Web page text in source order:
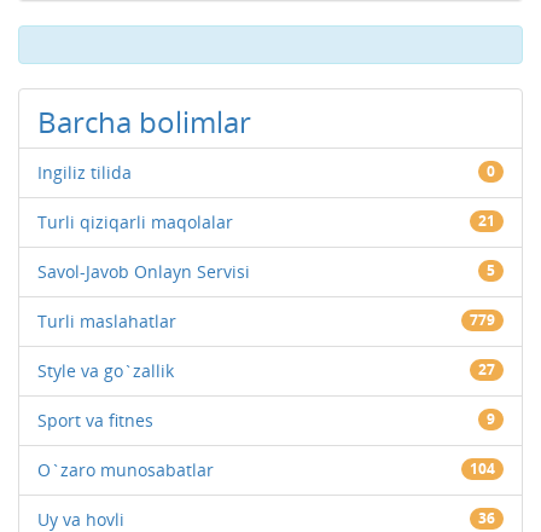
Barcha bolimlar
Ingiliz tilida 0
Turli qiziqarli maqolalar 21
Savol-Javob Onlayn Servisi 5
Turli maslahatlar 779
Style va go`zallik 27
Sport va fitnes 9
O`zaro munosabatlar 104
Uy va hovli 36